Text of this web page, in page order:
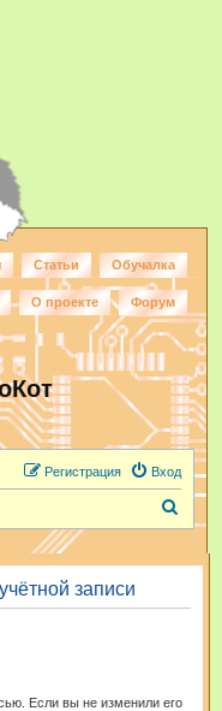
Статьи Обучалка
О проекте Форум
Вход
Регистрация
и
записи
Если вы не изменили его